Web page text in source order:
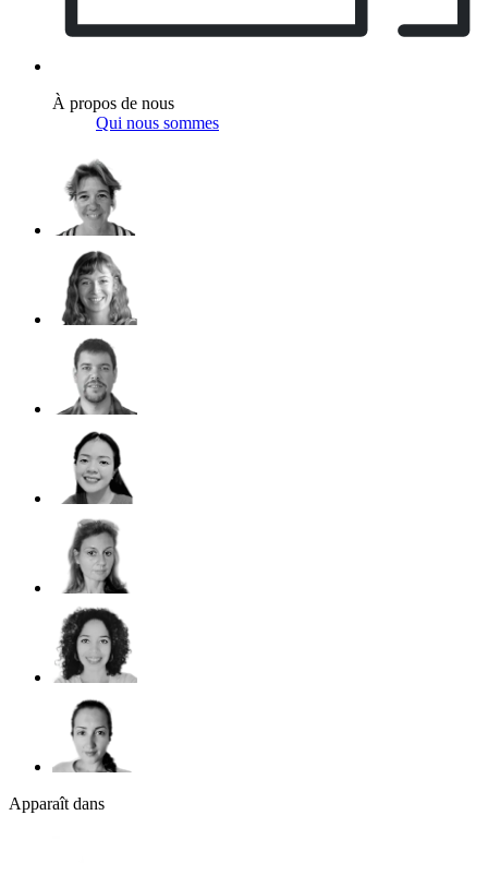
À propos de nous
Qui nous sommes
Apparaît dans